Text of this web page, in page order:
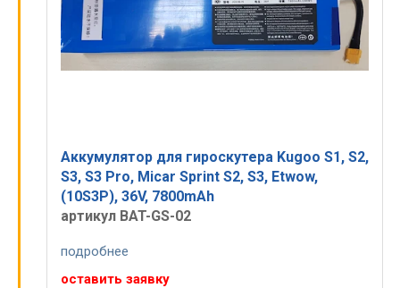
Аккумулятор для гироскутера Kugoo S1, S2,
S3, S3 Pro, Micar Sprint S2, S3, Etwow,
(10S3P), 36V, 7800mAh
артикул BAT-GS-02
подробнее
оставить заявку